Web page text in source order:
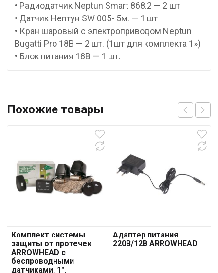
• Радиодатчик Neptun Smart 868.2 — 2 шт
• Датчик Нептун SW 005- 5м. — 1 шт
• Кран шаровый с электроприводом Neptun
Bugatti Pro 18В — 2 шт. (1шт для комплекта 1»)
• Блок питания 18В — 1 шт.
Похожие товары
Комплект системы
защиты от протечек
ARROWHEAD с
беспроводными
датчиками, 1″.
Адаптер питания
220В/12В ARROWHEAD